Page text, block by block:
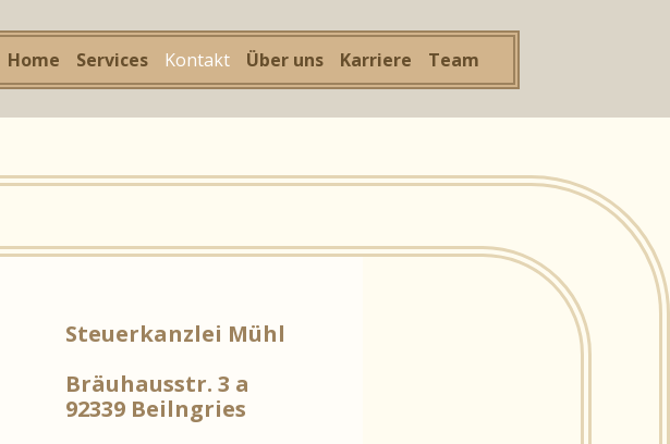
Home Services Kontakt Über uns Karriere Team
Steuerkanzlei Mühl
Bräuhausstr. 3 a
92339 Beilngries